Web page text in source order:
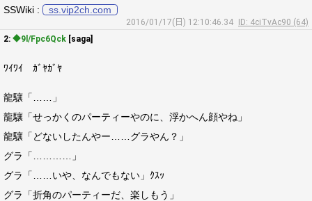
SSWiki : ss.vip2ch.com
2016/01/17(日) 12:10:46.34
ID: 4ciTvAc90 (64)
2: ◆9l/Fpc6Qck [saga]
ﾜｲﾜｲ ｶﾞﾔｶﾞﾔ
龍驤「……」
龍驤「せっかくのパーティーやのに、浮かへん顔やね」
龍驤「どないしたんやー……グラやん？」
グラ「…………」
グラ「……いや、なんでもない」ｸｽｯ
グラ「折角のパーティーだ、楽しもう」